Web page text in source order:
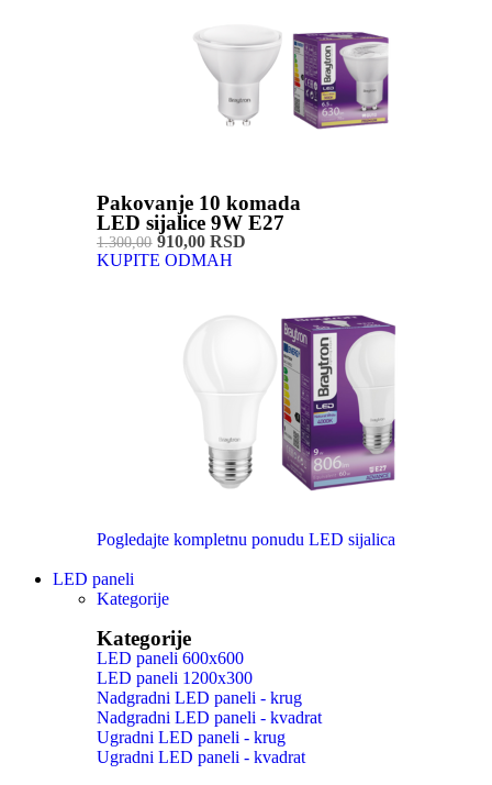
Pakovanje 10 komada
LED sijalice 9W E27
1.300,00910,00 RSD
KUPITE ODMAH
Pogledajte kompletnu ponudu LED sijalica
LED paneli
Kategorije
Kategorije
LED paneli 600x600
LED paneli 1200x300
Nadgradni LED paneli - krug
Nadgradni LED paneli - kvadrat
Ugradni LED paneli - krug
Ugradni LED paneli - kvadrat